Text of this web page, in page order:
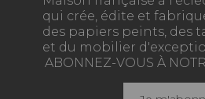
qui crée, édite et
des papiers peints, des
et du mobilier
ABONNEZ-VOUS À